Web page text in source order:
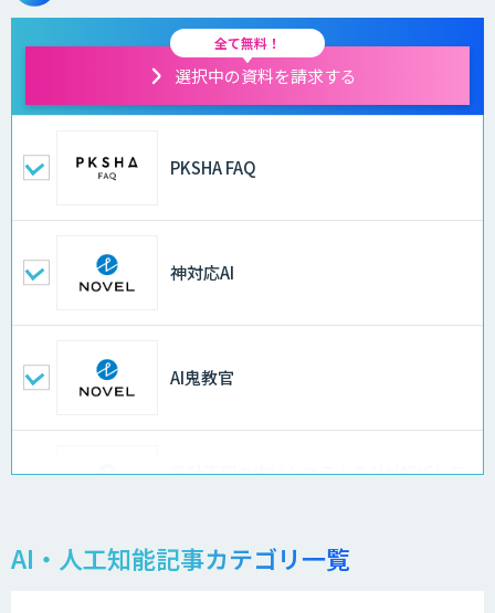
全て無料！
選択中の資料を請求する
PKSHA FAQ
神対応AI
AI鬼教官
設計不明の古いシステムをAIが解析して
AI・人工知能記事カテゴリ一覧